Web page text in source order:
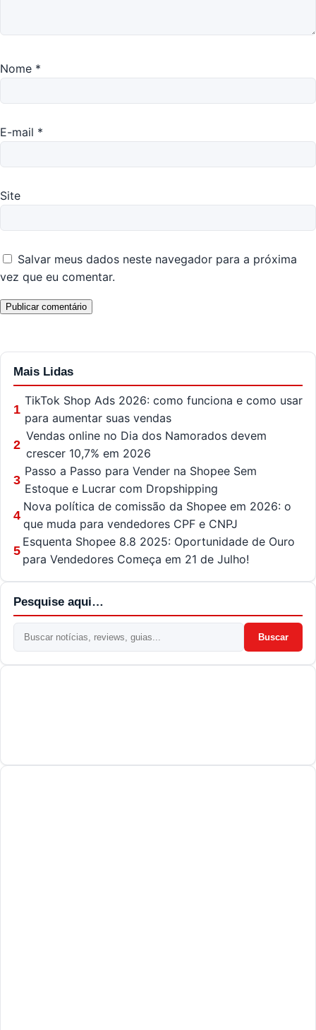
Nome *
E-mail *
Site
Salvar meus dados neste navegador para a próxima
vez que eu comentar.
Mais Lidas
1
TikTok Shop Ads 2026: como funciona e como usar
para aumentar suas vendas
2
Vendas online no Dia dos Namorados devem
crescer 10,7% em 2026
3
Passo a Passo para Vender na Shopee Sem
Estoque e Lucrar com Dropshipping
4
Nova política de comissão da Shopee em 2026: o
que muda para vendedores CPF e CNPJ
5
Esquenta Shopee 8.8 2025: Oportunidade de Ouro
para Vendedores Começa em 21 de Julho!
Pesquise aqui…
Buscar